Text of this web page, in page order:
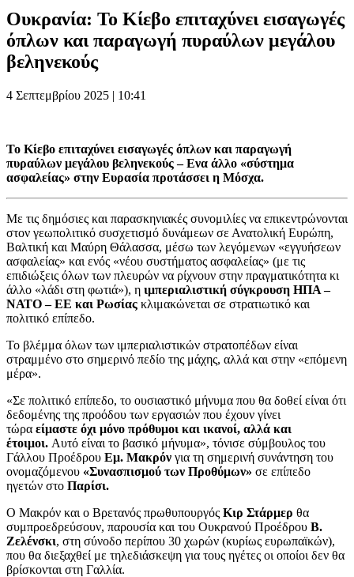
Ουκρανία: Το Κίεβο επιταχύνει εισαγωγές
όπλων και παραγωγή πυραύλων μεγάλου
βεληνεκούς
4 Σεπτεμβρίου 2025 | 10:41
Το Κίεβο επιταχύνει εισαγωγές όπλων και παραγωγή
πυραύλων μεγάλου βεληνεκούς – Ενα άλλο «σύστημα
ασφαλείας» στην Ευρασία προτάσσει η Μόσχα.
Με τις δημόσιες και παρασκηνιακές συνομιλίες να επικεντρώνονται
στον γεωπολιτικό συσχετισμό δυνάμεων σε Ανατολική Ευρώπη,
Βαλτική και Μαύρη Θάλασσα, μέσω των λεγόμενων «εγγυήσεων
ασφαλείας» και ενός «νέου συστήματος ασφαλείας» (με τις
επιδιώξεις όλων των πλευρών να ρίχνουν στην πραγματικότητα κι
άλλο «λάδι στη φωτιά»), η ιμπεριαλιστική σύγκρουση ΗΠΑ –
ΝΑΤΟ – ΕΕ και Ρωσίας κλιμακώνεται σε στρατιωτικό και
πολιτικό επίπεδο.
Το βλέμμα όλων των ιμπεριαλιστικών στρατοπέδων είναι
στραμμένο στο σημερινό πεδίο της μάχης, αλλά και στην «επόμενη
μέρα».
«Σε πολιτικό επίπεδο, το ουσιαστικό μήνυμα που θα δοθεί είναι ότι
δεδομένης της προόδου των εργασιών που έχουν γίνει
τώρα είμαστε όχι μόνο πρόθυμοι και ικανοί, αλλά και
έτοιμοι. Αυτό είναι το βασικό μήνυμα», τόνισε σύμβουλος του
Γάλλου Προέδρου Εμ. Μακρόν για τη σημερινή συνάντηση του
ονομαζόμενου «Συνασπισμού των Προθύμων» σε επίπεδο
ηγετών στο Παρίσι.
Ο Μακρόν και ο Βρετανός πρωθυπουργός Κιρ Στάρμερ θα
συμπροεδρεύσουν, παρουσία και του Ουκρανού Προέδρου Β.
Ζελένσκι, στη σύνοδο περίπου 30 χωρών (κυρίως ευρωπαϊκών),
που θα διεξαχθεί με τηλεδιάσκεψη για τους ηγέτες οι οποίοι δεν θα
βρίσκονται στη Γαλλία.